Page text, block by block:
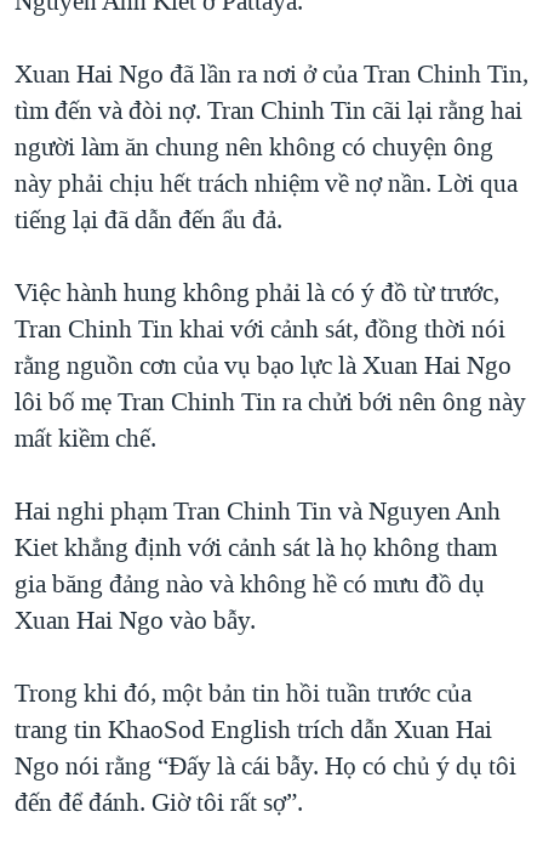
Xuan Hai Ngo đã lần ra nơi ở của Tran Chinh Tin,
tìm đến và đòi nợ. Tran Chinh Tin cãi lại rằng hai
người làm ăn chung nên không có chuyện ông
này phải chịu hết trách nhiệm về nợ nần. Lời qua
tiếng lại đã dẫn đến ẩu đả.
Việc hành hung không phải là có ý đồ từ trước,
Tran Chinh Tin khai với cảnh sát, đồng thời nói
rằng nguồn cơn của vụ bạo lực là Xuan Hai Ngo
lôi bố mẹ Tran Chinh Tin ra chửi bới nên ông này
mất kiềm chế.
Hai nghi phạm Tran Chinh Tin và Nguyen Anh
Kiet khẳng định với cảnh sát là họ không tham
gia băng đảng nào và không hề có mưu đồ dụ
Xuan Hai Ngo vào bẫy.
Trong khi đó, một bản tin hồi tuần trước của
trang tin KhaoSod English trích dẫn Xuan Hai
Ngo nói rằng “Đấy là cái bẫy. Họ có chủ ý dụ tôi
đến để đánh. Giờ tôi rất sợ”.